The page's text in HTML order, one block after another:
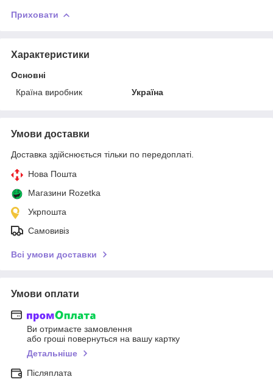
Приховати
Характеристики
Основні
Країна виробник
Україна
Умови доставки
Доставка здійснюється тільки по передоплаті.
Нова Пошта
Магазини Rozetka
Укрпошта
Самовивіз
Всі умови доставки
Умови оплати
Ви отримаєте замовлення
або гроші повернуться на вашу картку
Детальніше
Післяплата